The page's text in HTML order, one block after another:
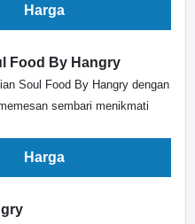
Harga
Food By Hangry
Soul Food By Hangry dengan
sembari menikmati
Harga